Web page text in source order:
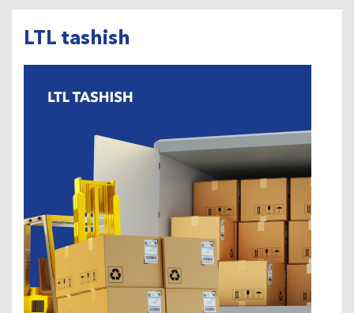
LTL tashish